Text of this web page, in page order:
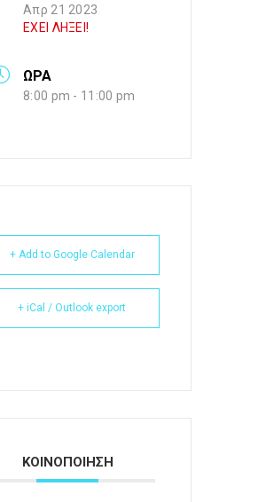
Απρ 21 2023
ΕΧΕΙ ΛΗΞΕΙ!
ΩΡΑ
8:00 pm - 11:00 pm
+ Add to Google Calendar
+ iCal / Outlook export
ΚΟΙΝΟΠΟΙΗΣΗ